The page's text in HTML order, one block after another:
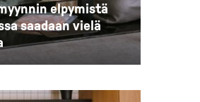
elpymistä
saadaan vielä